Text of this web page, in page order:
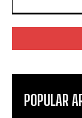
POPULAR